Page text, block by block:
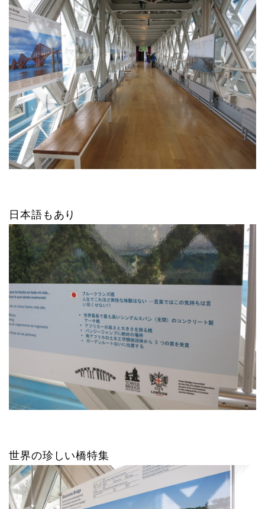
日本語もあり
世界の珍しい橋特集